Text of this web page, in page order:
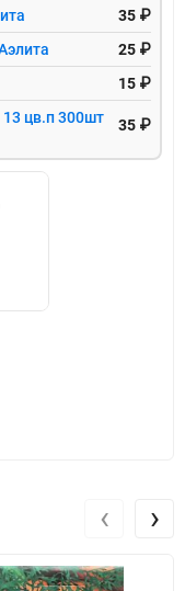
35 ₽
25 ₽
15 ₽
цв.п 300шт
35 ₽
‹ ›